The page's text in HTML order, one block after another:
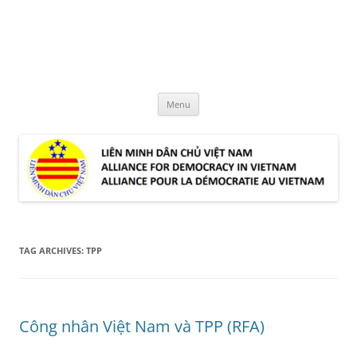
Menu
TAG ARCHIVES: TPP
Công nhân Việt Nam và TPP (RFA)